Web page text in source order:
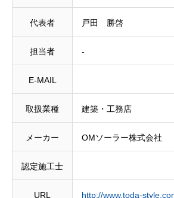
代表者 戸田 勝啓
担当者 ‐
E-MAIL
取扱業種 建築・工務店
メーカー OMソーラー株式会社
認定施工士
URL http://www.toda-